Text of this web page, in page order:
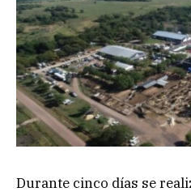
Durante cinco días se